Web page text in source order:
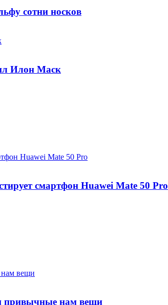
сотни носков
Илон Маск
смартфон Huawei Mate 50 Pro
привычные нам вещи